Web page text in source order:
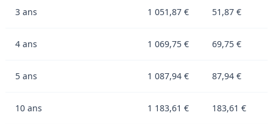
3 ans 1 051,87 € 51,87 €
4 ans 1 069,75 € 69,75 €
5 ans 1 087,94 € 87,94 €
10 ans 1 183,61 € 183,61 €